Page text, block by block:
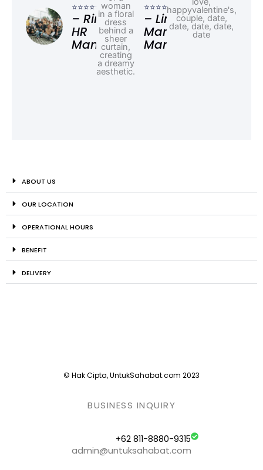
⭐⭐⭐⭐⭐
– Rina,
HR
Manager
⭐⭐⭐⭐⭐
– Linda,
Marketing
Manager
ABOUT US
OUR LOCATION
OPERATIONAL HOURS
BENEFIT
DELIVERY
© Hak Cipta, UntukSahabat.com 2023
BUSINESS INQUIRY
+62 811-8880-9315
admin@untuksahabat.com